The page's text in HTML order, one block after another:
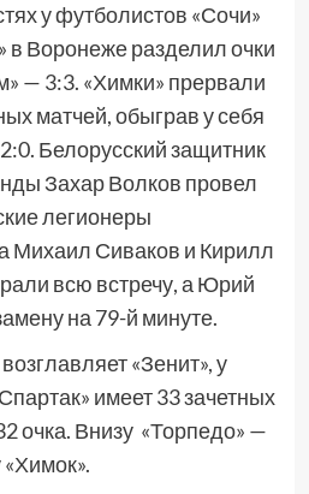
у футболистов «Сочи»
в Воронеже разделил очки
— 3:3. «Химки» прервали
матчей, обыграв у себя
Белорусский защитник
Захар Волков провел
легионеры
Михаил Сиваков и Кирилл
всю встречу, а Юрий
на 79-й минуте.
«Зенит», у
имеет 33 зачетных
очка. Внизу «Торпедо» —